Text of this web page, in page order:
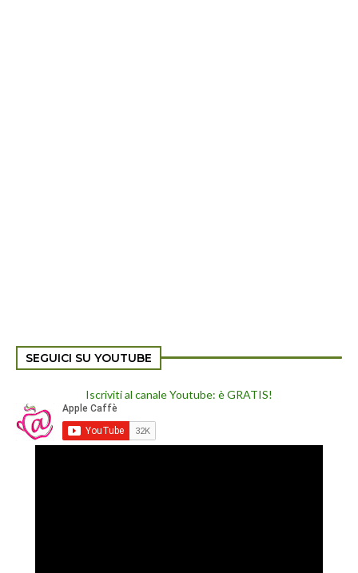
SEGUICI SU YOUTUBE
Iscriviti al canale Youtube: è GRATIS!